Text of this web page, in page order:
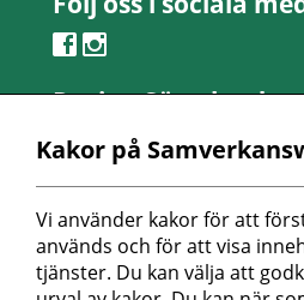
Region Sörmland
Kontaktcenter
Telefon: 0155-24 50 00
Besöksadress:
Länsmansvägen 6
Nyköpings lasarett
Kakor på
Vi använder kakor för att
används och för att visa
tjänster. Du kan välja att